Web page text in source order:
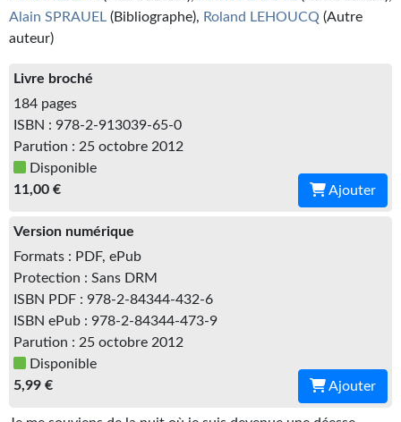
Romans et recueils
Une Heure-Lumière
Nouvelles
Bifrost
Livres audio
Gratuit
Sans DRM
BIFROST
Tous les numéros
En numérique
S'abonner
Alain SPRAUEL (Bibliographe), Roland LEHOUCQ (Autre
auteur)
Livre broché
184 pages
ISBN : 978-2-913039-65-0
Parution : 25 octobre 2012
Disponible
11,00 €
Ajouter
Version numérique
Formats : PDF, ePub
Protection : Sans DRM
ISBN PDF : 978-2-84344-432-6
ISBN ePub : 978-2-84344-473-9
Parution : 25 octobre 2012
Disponible
5,99 €
Ajouter